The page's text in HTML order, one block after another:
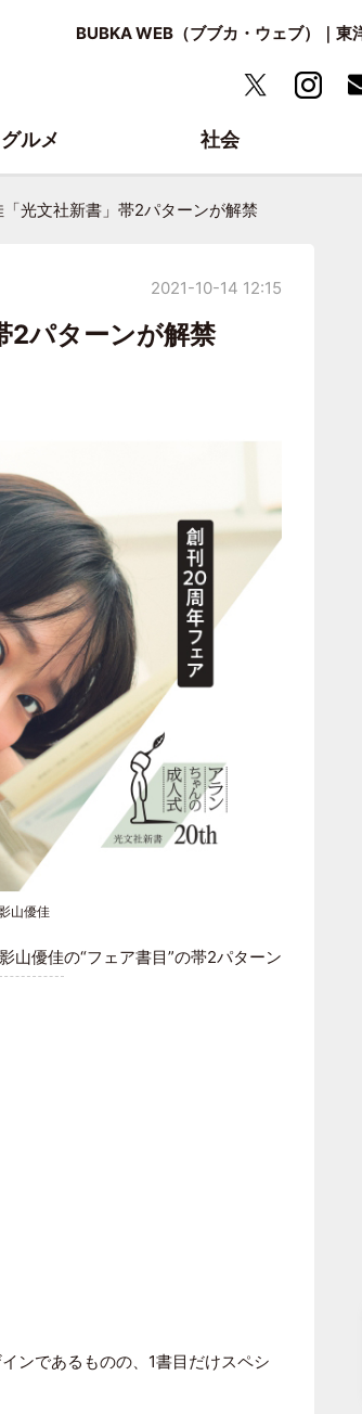
BUBKA WEB（ブブカ・ウェブ）｜東
光文社新書」帯2パターンが解禁
2021-10-14 12:15
2パターンが解禁
山優佳
影山優佳の“フェア書目”の帯2パターン
ンであるものの、1書目だけスペシ
グルメ 社会